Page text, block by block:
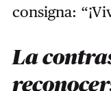
consigna:
La